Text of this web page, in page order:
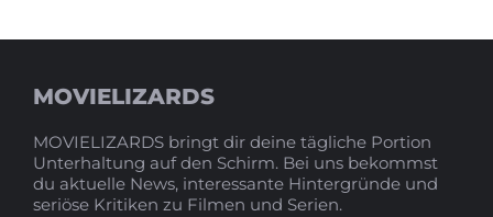
MOVIELIZARDS
MOVIELIZARDS bringt dir deine tägliche Portion
Unterhaltung auf den Schirm. Bei uns bekommst
du aktuelle News, interessante Hintergründe und
seriöse Kritiken zu Filmen und Serien.